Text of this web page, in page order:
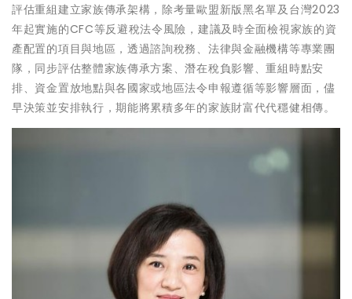
評估重組建立家族傳承架構，除考量歐盟新版黑名單及台灣2023
年起實施的CFC等反避稅法令風險，建議及時全面檢視家族的資
產配置的項目與地區，透過諮詢稅務、法律與金融機構等專業團
隊，同步評估整體家族傳承方案、潛在稅負影響、重組時點安
排、資金置放地點與各國家或地區法令申報遵循等影響層面，儘
早決策並安排執行，期能將累積多年的家族財富代代穩健相傳。